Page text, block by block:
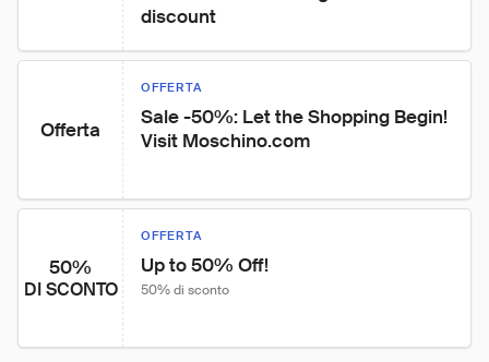
discount
Offerta
OFFERTA
Sale -50%: Let the Shopping Begin!
Visit Moschino.com
50%
DI SCONTO
OFFERTA
Up to 50% Off!
50% di sconto